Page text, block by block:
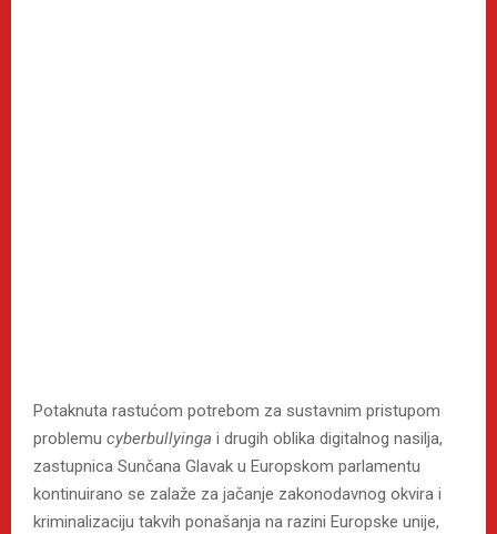
Potaknuta rastućom potrebom za sustavnim pristupom
problemu cyberbullyinga i drugih oblika digitalnog nasilja,
zastupnica Sunčana Glavak u Europskom parlamentu
kontinuirano se zalaže za jačanje zakonodavnog okvira i
kriminalizaciju takvih ponašanja na razini Europske unije,